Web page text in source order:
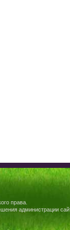
права.
администрации